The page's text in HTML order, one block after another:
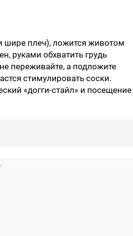
шире плеч), ложится животом
руками обхватить грудь
переживайте, а подложите
стимулировать соски.
«догги-стайл» и посещение